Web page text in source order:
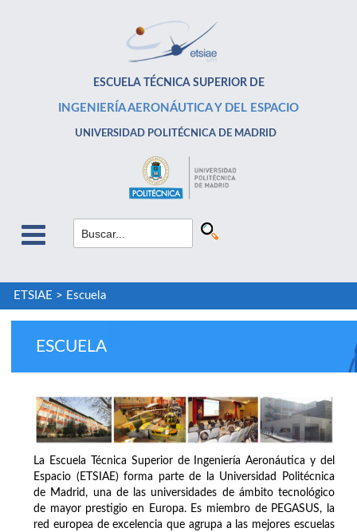
ESCUELA TÉCNICA SUPERIOR DE
INGENIERÍA AERONÁUTICA Y DEL ESPACIO
UNIVERSIDAD POLITÉCNICA DE MADRID
ETSIAE > Escuela
ESCUELA
La Escuela Técnica Superior de Ingeniería Aeronáutica y del
Espacio (ETSIAE) forma parte de la Universidad Politécnica
de Madrid, una de las universidades de ámbito tecnológico
de mayor prestigio en Europa. Es miembro de PEGASUS, la
red europea de excelencia que agrupa a las mejores escuelas